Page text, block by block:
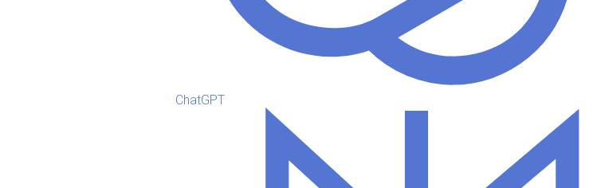
ChatGPT